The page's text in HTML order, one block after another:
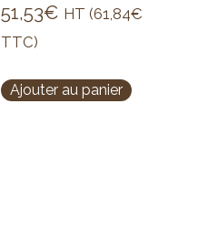
51,53€ HT (61,84€
TTC)
Ajouter au panier